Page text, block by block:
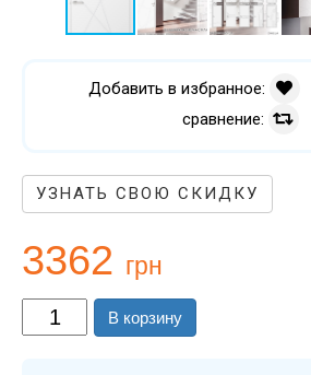
Добавить в избранное:
сравнение:
УЗНАТЬ СВОЮ СКИДКУ
3362 грн
В корзину